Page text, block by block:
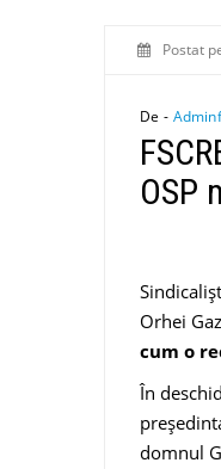
Postat
De -
OSP
Orhei
cum o
În
domnul